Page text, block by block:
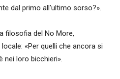
dal primo all'ultimo sorso?».
filosofia del No More,
«Per quelli che ancora si
nei loro bicchieri».